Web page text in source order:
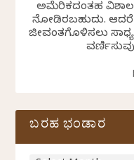
ಅಮೆರಿಕದಂತಹ ವಿಶಾಲ
ನೋಡಿರಬಹುದು. ಆದರೆ
ಜೀವಂತಗೊಳಿಸಲು
ಬರಹ ಭಂಡಾರ